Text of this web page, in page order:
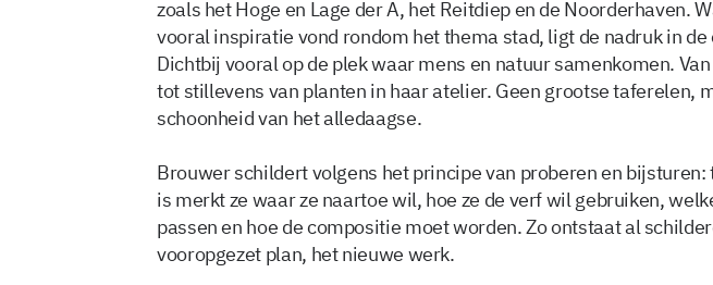
zoals het Hoge en Lage der A, het Reitdiep en de Noorderhaven.
vooral inspiratie vond rondom het thema stad, ligt de nadruk in de
Dichtbij vooral op de plek waar mens en natuur samenkomen.
tot stillevens van planten in haar atelier. Geen grootse taferelen,
schoonheid van het alledaagse.
Brouwer schildert volgens het principe van proberen en bijsturen:
is merkt ze waar ze naartoe wil, hoe ze de verf wil gebruiken,
passen en hoe de compositie moet worden. Zo ontstaat al
vooropgezet plan, het nieuwe werk.